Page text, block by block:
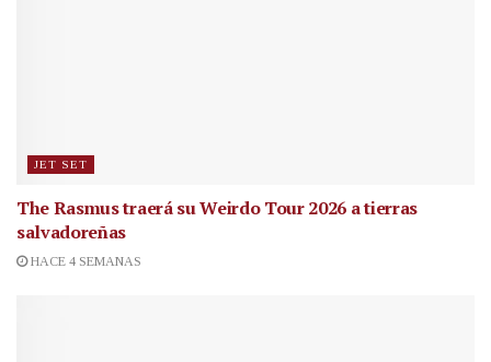
JET SET
The Rasmus traerá su Weirdo Tour 2026 a tierras
salvadoreñas
HACE 4 SEMANAS